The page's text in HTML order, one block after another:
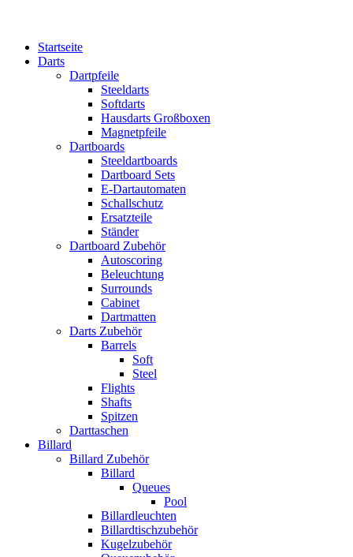
Startseite
Darts
Dartpfeile
Steeldarts
Softdarts
Hausdarts Großboxen
Magnetpfeile
Dartboards
Steeldartboards
Dartboard Sets
E-Dartautomaten
Schallschutz
Ersatzteile
Ständer
Dartboard Zubehör
Autoscoring
Beleuchtung
Surrounds
Cabinet
Dartmatten
Darts Zubehör
Barrels
Soft
Steel
Flights
Shafts
Spitzen
Darttaschen
Billard
Billard Zubehör
Billard
Queues
Pool
Billardleuchten
Billardtischzubehör
Kugelzubehör